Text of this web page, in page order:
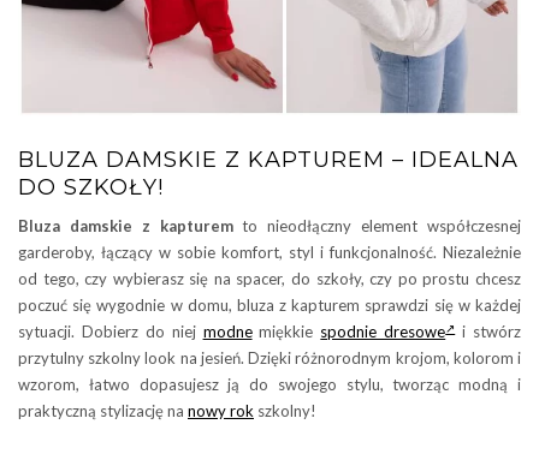
BLUZA DAMSKIE Z KAPTUREM – IDEALNA
DO SZKOŁY!
Bluza damskie z kapturemto nieodłączny element współczesnej
garderoby, łączący w sobie komfort, styl i funkcjonalność. Niezależnie
od tego, czy wybierasz się na spacer, do szkoły, czy po prostu chcesz
poczuć się wygodnie w domu, bluza z kapturem sprawdzi się w każdej
sytuacji. Dobierz do niej modnemiękkie spodnie dresowe i stwórz
przytulny szkolny look na jesień. Dzięki różnorodnym krojom, kolorom i
wzorom, łatwo dopasujesz ją do swojego stylu, tworząc modną i
praktyczną stylizację na nowy rok szkolny!